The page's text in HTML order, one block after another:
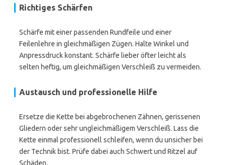
Richtiges Schärfen
Schärfe mit einer passenden Rundfeile und einer
Feilenlehre in gleichmäßigen Zügen. Halte Winkel und
Anpressdruck konstant. Schärfe lieber öfter leicht als
selten heftig, um gleichmäßigen Verschleiß zu vermeiden.
Austausch und professionelle Hilfe
Ersetze die Kette bei abgebrochenen Zähnen, gerissenen
Gliedern oder sehr ungleichmäßigem Verschleiß. Lass die
Kette einmal professionell schleifen, wenn du unsicher bei
der Technik bist. Prüfe dabei auch Schwert und Ritzel auf
Schäden.